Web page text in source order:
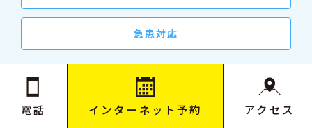
急患対応
千葉中央で歯医者をお探しの方
ご予約・ご相談はお気軽にどうぞ ▼
電話 インターネット予約 アクセス